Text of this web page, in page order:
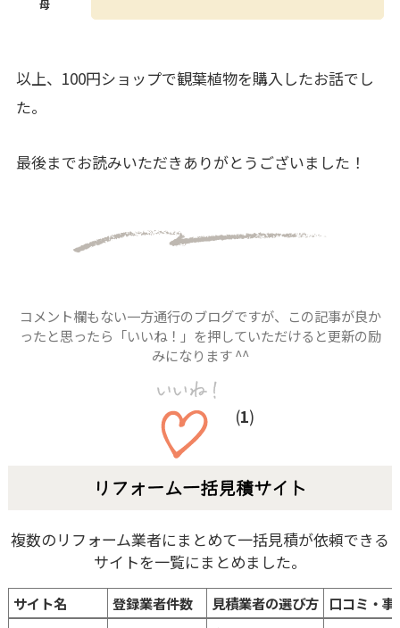
以上、100円ショップで観葉植物を購入したお話でし
た。
最後までお読みいただきありがとうございました！
コメント欄もない一方通行のブログですが、この記事が良か
ったと思ったら「いいね！」を押していただけると更新の励
みになります ^^
(1)
リフォーム一括見積サイト
複数のリフォーム業者にまとめて一括見積が依頼できる
サイトを一覧にまとめました。
サイト名 登録業者件数 見積業者の選び方 口コミ・事